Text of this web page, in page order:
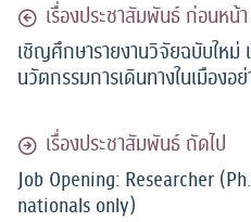
เรื่องประชาสัมพันธ์ ก่อนหน้า
เชิญศึกษารายงานวิจัยฉบับใหม่
นวัตกรรมการเดินทางในเมืองอ
เรื่องประชาสัมพันธ์ ถัดไป
Job Opening: Researcher
nationals only)